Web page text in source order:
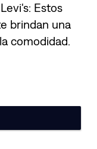
Estos
brindan una
comodidad.